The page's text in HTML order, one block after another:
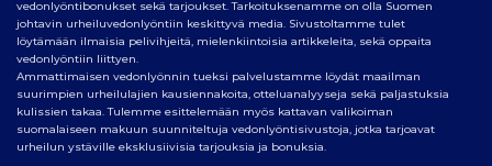
vedonlyöntibonukset sekä tarjoukset. Tarkoituksenamme on olla Suomen
johtavin urheiluvedonlyöntiin keskittyvä media. Sivustoltamme tulet
löytämään ilmaisia pelivihjeitä, mielenkiintoisia artikkeleita, sekä oppaita
vedonlyöntiin liittyen.
Ammattimaisen vedonlyönnin tueksi palvelustamme löydät maailman
suurimpien urheilulajien kausiennakoita, otteluanalyyseja sekä paljastuksia
kulissien takaa. Tulemme esittelemään myös kattavan valikoiman
suomalaiseen makuun suunniteltuja vedonlyöntisivustoja, jotka tarjoavat
urheilun ystäville eksklusiivisia tarjouksia ja bonuksia.